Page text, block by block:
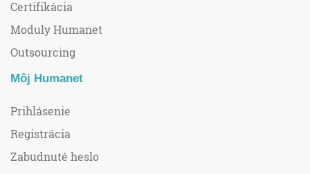
Certifikácia
Moduly Humanet
Outsourcing
Môj Humanet
Prihlásenie
Registrácia
Zabudnuté heslo